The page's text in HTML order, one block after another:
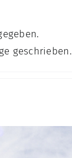
geschrieben.